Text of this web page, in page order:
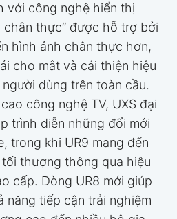
với công nghệ hiển thị
chân thực” được hỗ trợ bởi
hình ảnh chân thực hơn,
cho mắt và cải thiện hiệu
dùng trên toàn cầu.
công nghệ TV, UXS đại
trình diễn những đổi mới
trong khi UR9 mang đến
thượng thông qua hiệu
cấp. Dòng UR8 mới giúp
năng tiếp cận trải nghiệm